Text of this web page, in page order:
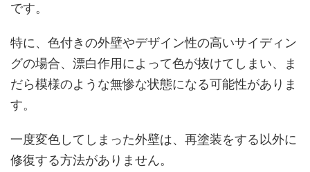
です。
特に、色付きの外壁やデザイン性の高いサイディン
グの場合、漂白作用によって色が抜けてしまい、ま
だら模様のような無惨な状態になる可能性がありま
す。
一度変色してしまった外壁は、再塗装をする以外に
修復する方法がありません。